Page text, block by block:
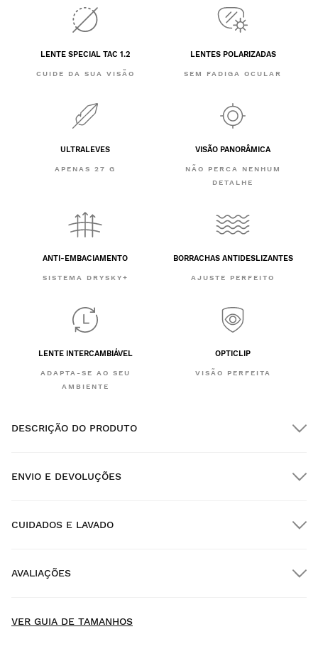
LENTE SPECIAL TAC 1.2
CUIDE DA SUA VISÃO
LENTES POLARIZADAS
SEM FADIGA OCULAR
ULTRALEVES
APENAS 27 G
VISÃO PANORÂMICA
NÃO PERCA NENHUM
DETALHE
ANTI-EMBACIAMENTO
SISTEMA DRYSKY+
BORRACHAS ANTIDESLIZANTES
AJUSTE PERFEITO
LENTE INTERCAMBIÁVEL
ADAPTA-SE AO SEU
AMBIENTE
OPTICLIP
VISÃO PERFEITA
DESCRIÇÃO DO PRODUTO
ENVIO E DEVOLUÇÕES
Entrega no domicílio a partir de $300.00
CUIDADOS E LAVADO
AVALIAÇÕES
Baseado numa 1 avaliação
VER GUIA DE TAMANHOS